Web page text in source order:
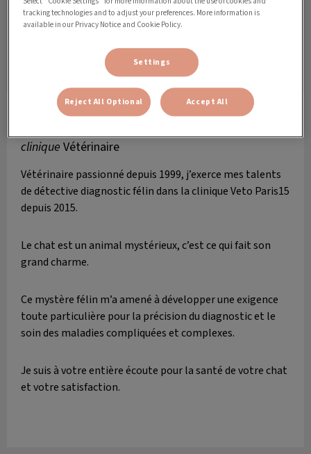
Dr Benjamin PerretCEAV de médecine interne, CES
clinique Vétérinaire
Vétérinaire passionné depuis 1999, j’exerce mes talents
de détective diagnostic félin dans la clinique Veto Paris15
depuis 2015.
Le chat est un animal mystérieux, c’est ce qui fait son
grand charme.
Ce mystère félin m’a amené à développer une exigence
toute particulière pour la précision du diagnostic et le
soin des maladies compliquées et complexes.
Je suis à votre entière écoute pour la santé de votre chat
et votre satisfaction.
tracking technologies and to adjust your preferences. More information is
available in our Privacy Notice and Cookie Policy.
Settings
Reject All Optional Accept All